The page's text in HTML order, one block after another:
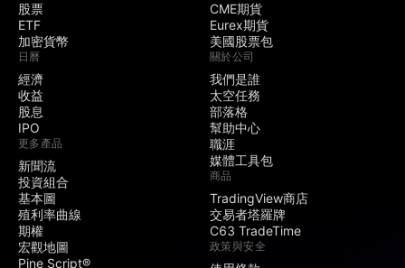
股票
ETF
加密貨幣
日曆
經濟
收益
股息
IPO
更多產品
新聞流
投資組合
基本圖
殖利率曲線
期權
宏觀地圖
Pine Script®
CME期貨
Eurex期貨
美國股票包
關於公司
我們是誰
太空任務
部落格
幫助中心
職涯
媒體工具包
商品
TradingView商店
交易者塔羅牌
C63 TradeTime
政策與安全